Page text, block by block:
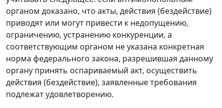
органом доказано, что акты, действия (бездействие)
приводят или могут привести к недопущению,
ограничению, устранению конкуренции, а
соответствующим органом не указана конкретная
норма федерального закона, разрешившая данному
органу принять оспариваемый акт, осуществить
действия (бездействие), заявленные требования
подлежат удовлетворению.